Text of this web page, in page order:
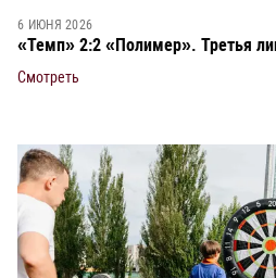
6 ИЮНЯ 2026
«Темп» 2:2 «Полимер». Третья
Смотреть